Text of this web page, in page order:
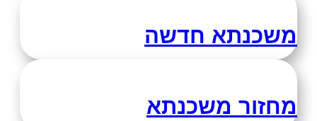
משכנתא חדשה
מחזור משכנתא